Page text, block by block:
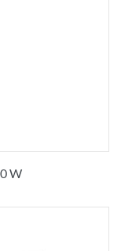
W